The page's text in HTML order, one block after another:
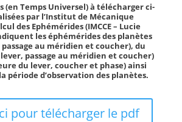
(en Temps Universel) à télécharger ci-
par l’Institut de Mécanique
des Ephémérides (IMCCE – Lucie
les éphémérides des planètes
au méridien et coucher), du
passage au méridien et coucher)
du lever, coucher et phase) ainsi
période d’observation des planètes.
pour télécharger le pdf